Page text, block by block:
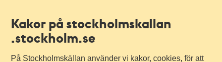
Kakor på stockholmskallan
.stockholm.se
På Stockholmskällan använder vi kakor, cookies, för att